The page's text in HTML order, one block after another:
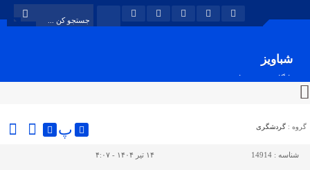
شباویز
پایگاه خبری شباویز
گروه : گردشگری پ
شناسه : 14914 ۱۴ تیر ۱۴۰۴ - ۴:۰۷